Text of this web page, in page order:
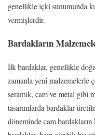
genellikle içki sunumunda
vermişlerdir.
Bardakların
İlk bardaklar, genellikle
zamanla yeni malzemelerle
seramik, cam ve metal gibi
tasarımlarda bardaklar
döneminde cam bardakların